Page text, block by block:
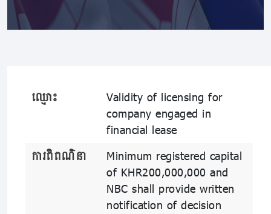
ឈ្មោះ
Validity of licensing for
company engaged in
financial lease
ការពិពណ៌នា
Minimum registered capital
of KHR200,000,000 and
NBC shall provide written
notification of decision